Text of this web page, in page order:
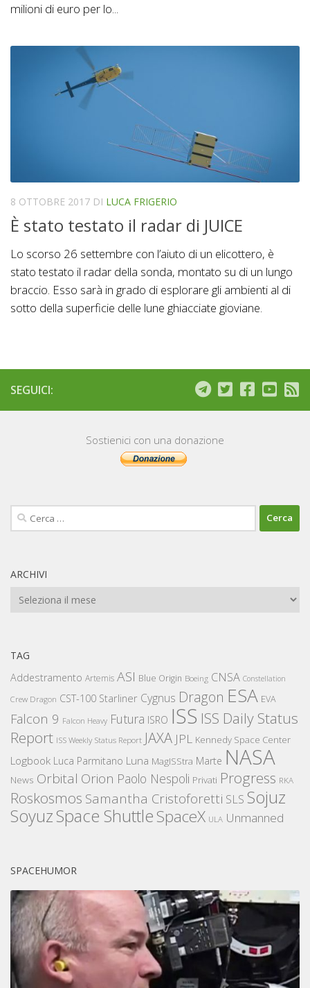
milioni di euro per lo...
8 OTTOBRE 2017 DI LUCA FRIGERIO
È stato testato il radar di JUICE
Lo scorso 26 settembre con l’aiuto di un elicottero, è
stato testato il radar della sonda, montato su di un lungo
braccio. Esso sarà in grado di esplorare gli ambienti al di
sotto della superficie delle lune ghiacciate gioviane.
SEGUICI:
Sostienici con una donazione
Ricerca
per:
ARCHIVI
Archivi
TAG
Addestramento Artemis ASI Blue Origin Boeing CNSA Constellation
Crew Dragon CST-100 Starliner Cygnus Dragon ESA EVA
Falcon 9 Falcon Heavy Futura ISRO ISS ISS Daily Status
Report ISS Weekly Status Report JAXA JPL Kennedy Space Center
Logbook Luca Parmitano Luna MagISStra Marte NASA
News Orbital Orion Paolo Nespoli Privati Progress RKA
Roskosmos Samantha Cristoforetti SLS Sojuz
SoyuzSpace ShuttleSpaceX ULA Unmanned
SPACEHUMOR